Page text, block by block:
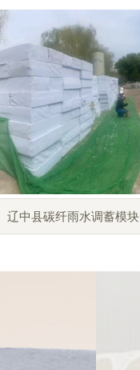
辽中县碳纤雨水调蓄模块